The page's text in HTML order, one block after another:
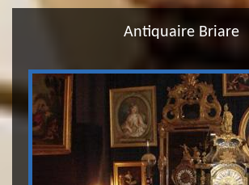
Antiquaire Briare